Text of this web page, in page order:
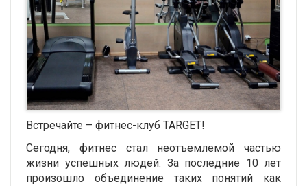
Встречайте – фитнес-клуб TARGET!
Сегодня, фитнес стал неотъемлемой частью
жизни успешных людей. За последние 10 лет
произошло объединение таких понятий как